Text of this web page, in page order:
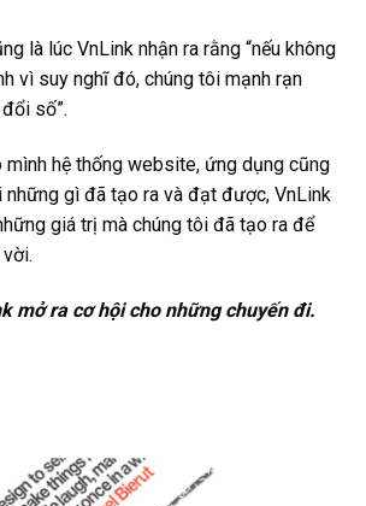
là lúc VnLink nhận ra rằng “nếu không
vì suy nghĩ đó, chúng tôi mạnh rạn
số”.
hệ thống website, ứng dụng cũng
gì đã tạo ra và đạt được, VnLink
giá trị mà chúng tôi đã tạo ra để
mở ra cơ hội cho những chuyến đi.